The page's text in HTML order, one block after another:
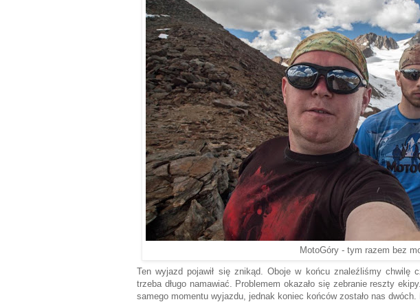
MotoGóry - tym razem bez
Ten wyjazd pojawił się znikąd. Oboje w końcu znaleźliśmy
trzeba długo namawiać. Problemem okazało się zebranie reszty
samego momentu wyjazdu, jednak koniec końców zostało nas